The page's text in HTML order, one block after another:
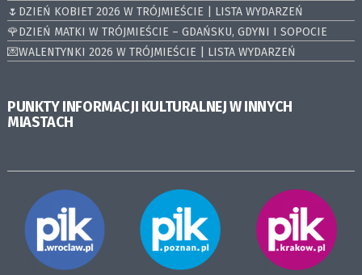
🌷DZIEŃ KOBIET 2026 W TRÓJMIEŚCIE | LISTA WYDARZEŃ
🌹DZIEŃ MATKI W TRÓJMIEŚCIE – GDAŃSKU, GDYNI I SOPOCIE
💌WALENTYNKI 2026 W TRÓJMIEŚCIE | LISTA WYDARZEŃ
PUNKTY INFORMACJI KULTURALNEJ W INNYCH
MIASTACH